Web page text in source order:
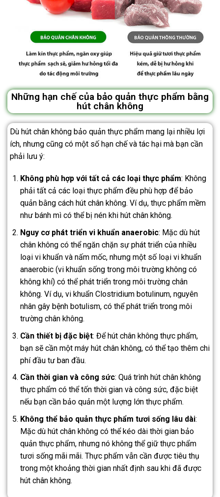
Những hạn chế của bảo quản thực phẩm bằng
hút chân không
Dù hút chân không bảo quản thực phẩm mang lại nhiều lợi
ích, nhưng cũng có một số hạn chế và tác hại mà bạn cần
phải lưu ý:
Không phù hợp với tất cả các loại thực phẩm: Không
phải tất cả các loại thực phẩm đều phù hợp để bảo
quản bằng cách hút chân không. Ví dụ, thực phẩm mềm
như bánh mì có thể bị nén khi hút chân không.
Nguy cơ phát triển vi khuẩn anaerobic: Mặc dù hút
chân không có thể ngăn chặn sự phát triển của nhiều
loại vi khuẩn và nấm mốc, nhưng một số loại vi khuẩn
anaerobic (vi khuẩn sống trong môi trường không có
không khí) có thể phát triển trong môi trường chân
không. Ví dụ, vi khuẩn Clostridium botulinum, nguyên
nhân gây bệnh botulism, có thể phát triển trong môi
trường chân không.
Cần thiết bị đặc biệt: Để hút chân không thực phẩm,
bạn sẽ cần một máy hút chân không, có thể tạo thêm chi
phí đầu tư ban đầu.
Cần thời gian và công sức: Quá trình hút chân không
thực phẩm có thể tốn thời gian và công sức, đặc biệt
nếu bạn cần bảo quản một lượng lớn thực phẩm.
Không thể bảo quản thực phẩm tươi sống lâu dài:
Mặc dù hút chân không có thể kéo dài thời gian bảo
quản thực phẩm, nhưng nó không thể giữ thực phẩm
tươi sống mãi mãi. Thực phẩm vẫn cần được tiêu thụ
trong một khoảng thời gian nhất định sau khi đã được
hút chân không.